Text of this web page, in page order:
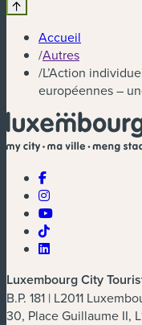
Accueil
/Autres
/L’Action
européennes –
Luxembourg City
B.P. 181 | L2011
30, Place Guillaume II,